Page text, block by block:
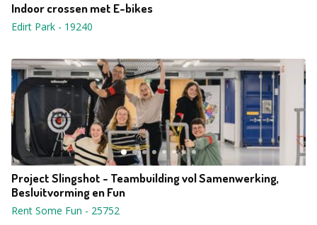
Indoor crossen met E-bikes
Edirt Park - 19240
Project Slingshot - Teambuilding vol Samenwerking,
Besluitvorming en Fun
Rent Some Fun - 25752